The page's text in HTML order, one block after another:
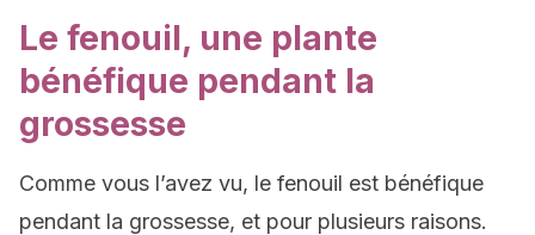
Le fenouil, une plante
bénéfique pendant la
grossesse
Comme vous l’avez vu, le fenouil est bénéfique
pendant la grossesse, et pour plusieurs raisons.